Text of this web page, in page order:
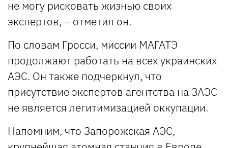
не могу рисковать жизнью своих
экспертов, – отметил он.
По словам Гросси, миссии МАГАТЭ
продолжают работать на всех украинских
АЭС. Он также подчеркнул, что
присутствие экспертов агентства на ЗАЭС
не является легитимизацией оккупации.
Напомним, что Запорожская АЭС,